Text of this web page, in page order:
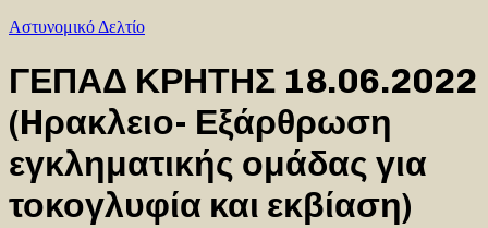
Αστυνομικό Δελτίο
ΓΕΠΑΔ ΚΡΗΤΗΣ 18.06.2022
(Hρακλειο- Εξάρθρωση
εγκληματικής ομάδας για
τοκογλυφία και εκβίαση)